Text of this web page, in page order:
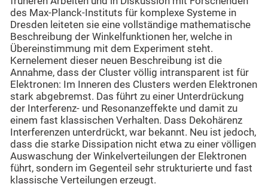
des Max-Planck-Instituts für komplexe Systeme in
Dresden leiteten sie eine vollständige mathematische
Beschreibung der Winkelfunktionen her, welche in
Übereinstimmung mit dem Experiment steht.
Kernelement dieser neuen Beschreibung ist die
Annahme, dass der Cluster völlig intransparent ist für
Elektronen: Im Inneren des Clusters werden Elektronen
stark abgebremst. Das führt zu einer Unterdrückung
der Interferenz- und Resonanzeffekte und damit zu
einem fast klassischen Verhalten. Dass Dekohärenz
Interferenzen unterdrückt, war bekannt. Neu ist jedoch,
dass die starke Dissipation nicht etwa zu einer völligen
Auswaschung der Winkelverteilungen der Elektronen
führt, sondern im Gegenteil sehr strukturierte und fast
klassische Verteilungen erzeugt.